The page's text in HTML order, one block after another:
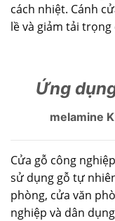
cách nhiệt. Cánh
lề và giảm tải
Ứng
melamine
Cửa gỗ công
sử dụng gỗ tự
phòng, cửa văn
nghiệp và dân